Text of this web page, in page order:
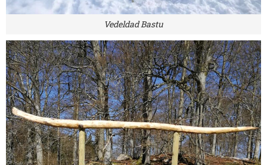
Vedeldad Bastu